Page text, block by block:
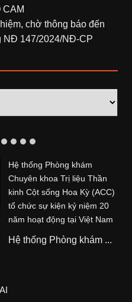
CAM
chờ thông báo đến
NĐ 147/2024/NĐ-CP
Hệ thống Phòng khám
Chuyên khoa Trị liệu Thần
kinh Cột sống Hoa Kỳ (ACC)
tổ chức sự kiện kỷ niệm 20
năm hoạt động tại Việt Nam
Hệ thống Phòng khám ...